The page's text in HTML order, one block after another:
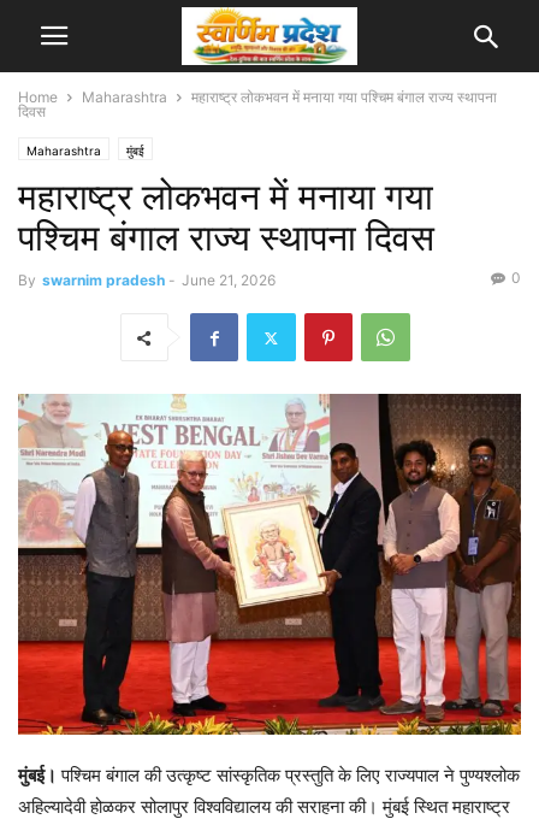
Home Maharashtra
महाराष्ट्र लोकभवन में मनाया गया पश्चिम बंगाल राज्य स्थापना
दिवस
Maharashtra मुंबई
महाराष्ट्र लोकभवन में मनाया गया
पश्चिम बंगाल राज्य स्थापना दिवस
By swarnim pradesh - June 21, 2026 0
मुंबई। पश्चिम बंगाल की उत्कृष्ट सांस्कृतिक प्रस्तुति के लिए राज्यपाल ने पुण्यश्लोक
अहिल्यादेवी होळकर सोलापुर विश्वविद्यालय की सराहना की। मुंबई स्थित महाराष्ट्र